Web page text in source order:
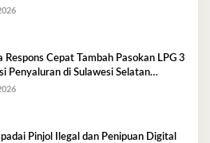
Respons Cepat Tambah Pasokan LPG 3
Penyaluran di Sulawesi Selatan
Kondusif
Pinjol Ilegal dan Penipuan Digital